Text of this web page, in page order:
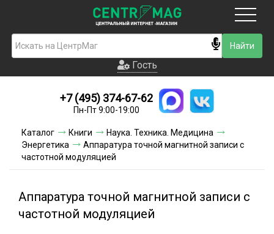
Гость
Новинки
Условия доставки
Условия оплаты
Акции и скидки
Гость
+7 (495) 374-67-62
Пн-Пт 9:00-19:00
Каталог Книги
Наука. Техника. Медицина
Энергетика
Аппаратура точной магнитной записи с
частотной модуляцией
Аппаратура точной магнитной записи с
частотной модуляцией